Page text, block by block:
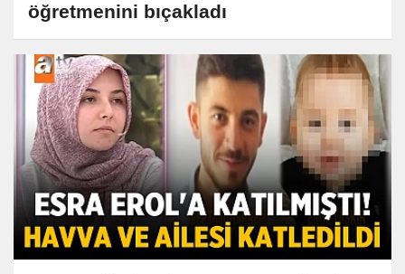
öğretmenini bıçakladı